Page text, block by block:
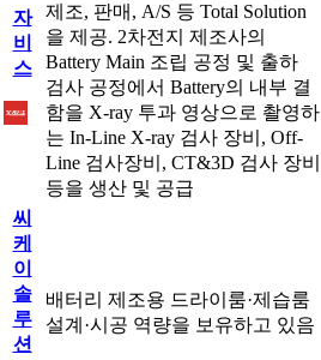
자
비
스
제조, 판매, A/S 등 Total Solution
을 제공. 2차전지 제조사의
Battery Main 조립 공정 및 출하
검사 공정에서 Battery의 내부 결
함을 X-ray 투과 영상으로 촬영하
는 In-Line X-ray 검사 장비, Off-
Line 검사장비, CT&3D 검사 장비
등을 생산 및 공급
씨
케
이
솔
루
션
배터리 제조용 드라이룸·제습룸
설계·시공 역량을 보유하고 있음